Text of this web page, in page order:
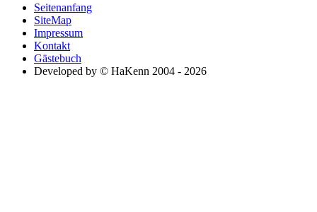
Seitenanfang
SiteMap
Impressum
Kontakt
Gästebuch
Developed by © HaKenn 2004 - 2026